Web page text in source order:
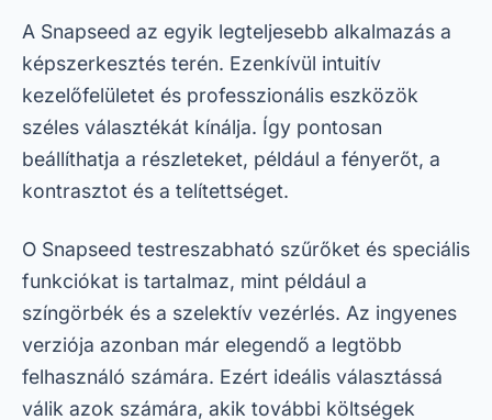
A Snapseed az egyik legteljesebb alkalmazás a
képszerkesztés terén. Ezenkívül intuitív
kezelőfelületet és professzionális eszközök
széles választékát kínálja. Így pontosan
beállíthatja a részleteket, például a fényerőt, a
kontrasztot és a telítettséget.
O Snapseed testreszabható szűrőket és speciális
funkciókat is tartalmaz, mint például a
színgörbék és a szelektív vezérlés. Az ingyenes
verziója azonban már elegendő a legtöbb
felhasználó számára. Ezért ideális választássá
válik azok számára, akik további költségek